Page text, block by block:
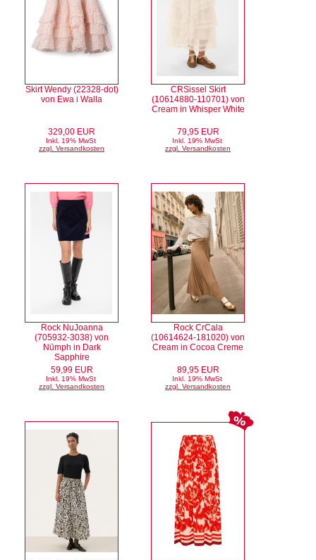
Skirt Wendy (22328-dot)
von Ewa i Walla
329,00 EUR
Inkl. 19% MwSt
zzgl. Versandkosten
CRSissel Skirt
(10614880-110701) von
Cream in Whisper White
79,95 EUR
Inkl. 19% MwSt
zzgl. Versandkosten
Rock NuJoanna
(705932-3038) von
Nümph in Dark
Sapphire
59,99 EUR
Inkl. 19% MwSt
zzgl. Versandkosten
Rock CrCala
(10614624-181020) von
Cream in Cocoa Creme
89,95 EUR
Inkl. 19% MwSt
zzgl. Versandkosten